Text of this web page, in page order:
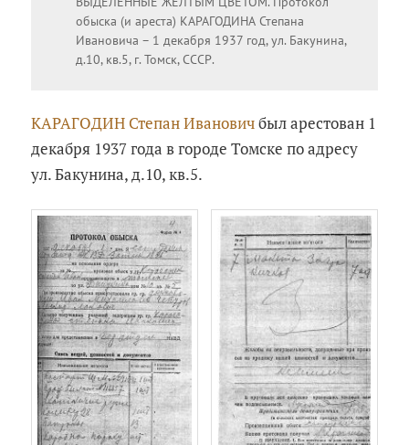
обыска (и ареста) КАРАГОДИНА Степана
Ивановича – 1 декабря 1937 год, ул. Бакунина,
д.10, кв.5, г. Томск, СССР.
КАРАГОДИН Степан Ивановичбыл арестован 1
декабря 1937 года в городе Томске по адресу
ул. Бакунина, д.10, кв.5.